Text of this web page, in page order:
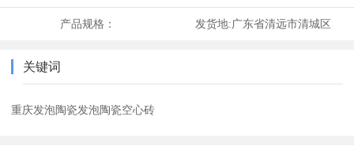
产品规格： 发货地:广东省清远市清城区
关键词
重庆发泡陶瓷发泡陶瓷空心砖